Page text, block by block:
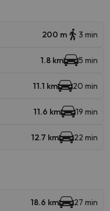
200 m 3 min
1.8 km 5 min
11.1 km 20 min
11.6 km 19 min
12.7 km 22 min
18.6 km 27 min